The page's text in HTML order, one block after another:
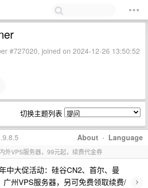
#727020, joined on 2024-12-26 13:50:52
切换主题列表
About · Language
外VPS服务器，99元起，续费代金券
中大促活动：硅谷CN2、首尔、曼
州VPS服务器，另可免费领取续费/
›